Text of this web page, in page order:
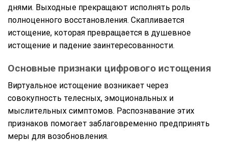
днями. Выходные прекращают исполнять роль
полноценного восстановления. Скапливается
истощение, которая превращается в душевное
истощение и падение заинтересованности.
Основные признаки цифрового истощения
Виртуальное истощение возникает через
совокупность телесных, эмоциональных и
мыслительных симптомов. Распознавание этих
признаков помогает заблаговременно предпринять
меры для возобновления.